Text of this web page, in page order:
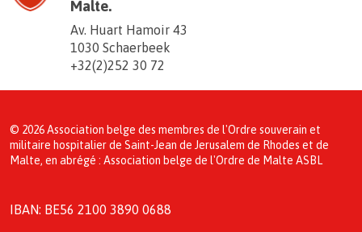
Malte.
Av. Huart Hamoir 43
1030 Schaerbeek
+32(2)252 30 72
© 2026 Association belge des membres de l'Ordre souverain et
militaire hospitalier de Saint-Jean de Jerusalem de Rhodes et de
Malte, en abrégé : Association belge de l'Ordre de Malte ASBL
IBAN: BE56 2100 3890 0688